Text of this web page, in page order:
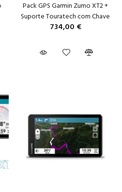
Pack GPS Garmin Zumo XT2 +
Suporte Touratech com Chave
734,00 €